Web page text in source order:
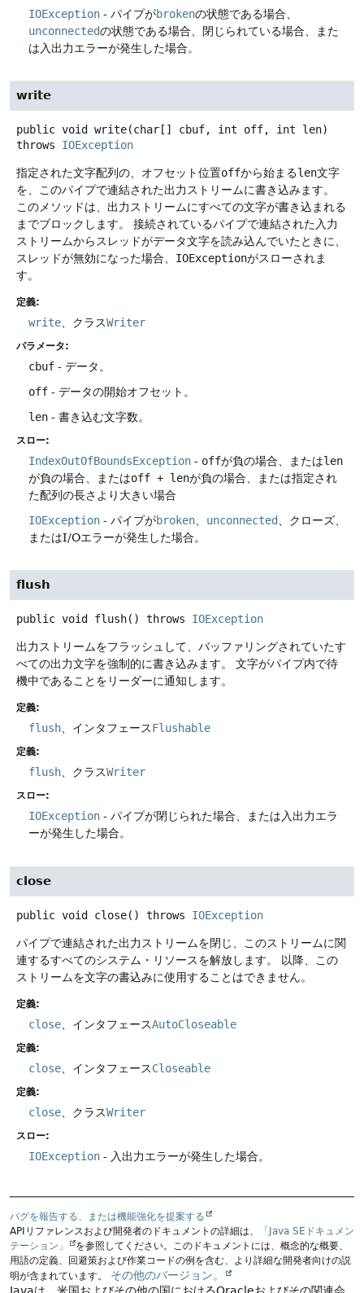
IOException - パイプがbrokenの状態である場合、
unconnectedの状態である場合、閉じられている場合、また
は入出力エラーが発生した場合。
write
public void write(char[] cbuf, int off, int len)
throws IOException
指定された文字配列の、オフセット位置offから始まるlen文字
を、このパイプで連結された出力ストリームに書き込みます。
このメソッドは、出力ストリームにすべての文字が書き込まれる
までブロックします。
接続されているパイプで連結された入力
ストリームからスレッドがデータ文字を読み込んでいたときに、
スレッドが無効になった場合、 IOExceptionがスローされま
す。
定義:
write 、クラスWriter
パラメータ:
cbuf - データ。
off - データの開始オフセット。
len - 書き込む文字数。
スロー:
IndexOutOfBoundsException - offが負の場合、またはlen
が負の場合、またはoff + lenが負の場合、または指定され
た配列の長さより大きい場合
IOException - パイプがbroken unconnected
、クローズ、
またはI/Oエラーが発生した場合。
flush
public void flush() throws IOException
出力ストリームをフラッシュして、バッファリングされていたす
べての出力文字を強制的に書き込みます。
文字がパイプ内で待
機中であることをリーダーに通知します。
定義:
flush、インタフェースFlushable
定義:
flush、クラスWriter
スロー:
IOException - パイプが閉じられた場合、または入出力エラ
ーが発生した場合。
close
public void close() throws IOException
パイプで連結された出力ストリームを閉じ、このストリームに関
連するすべてのシステム・リソースを解放します。
以降、この
ストリームを文字の書込みに使用することはできません。
定義:
close 、インタフェースAutoCloseable
定義:
close 、インタフェースCloseable
定義:
close 、クラスWriter
スロー:
IOException - 入出力エラーが発生した場合。
バグを報告する、または機能強化を提案する
APIリファレンスおよび開発者のドキュメントの詳細は、
「Java SEドキュメン
テーション」
を参照してください。このドキュメントには、概念的な概要、
用語の定義、回避策および作業コードの例を含む、より詳細な開発者向けの説
明が含まれています。
その他のバージョン。